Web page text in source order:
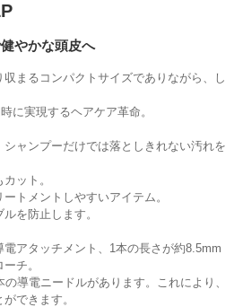
やかな頭皮へ
まるコンパクトサイズでありながら、し
に実現するヘアケア革命。
ャンプーだけでは落としきれない汚れを
ット。
トメントしやすいアイテム。
を防止します。
アタッチメント、1本の長さが約8.5mm
チ。
導電ニードルがあります。これにより、
できます。